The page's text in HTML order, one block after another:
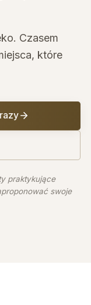
Czasem
które
praktykujące
swoje